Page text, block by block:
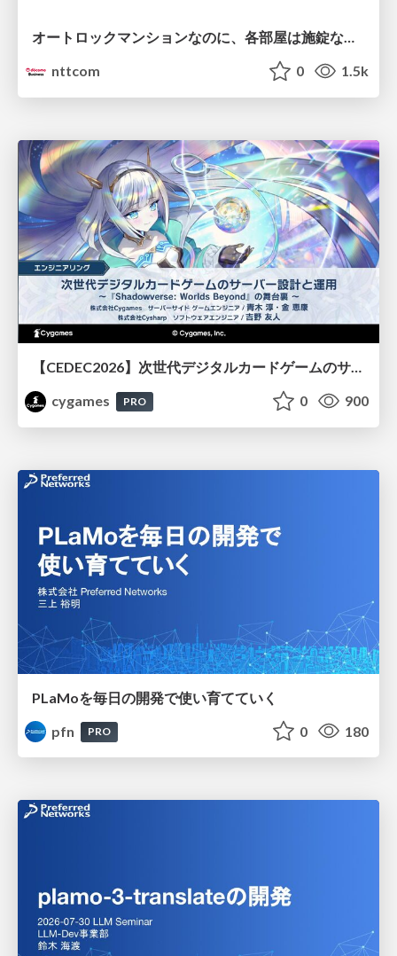
nttcom
0 1.5k
【CEDEC2026】次世代デジタルカードゲームのサーバー設計と運用 〜『Shadowverse: Worlds Beyond』の舞台裏～
cygames
PRO 0 900
PLaMoを毎日の開発で使い育てていく
pfn
PRO 0 180